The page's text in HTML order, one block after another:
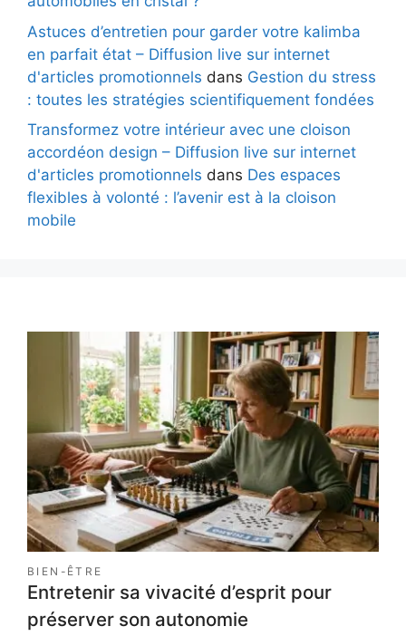
Astuces d’entretien pour garder votre kalimba
en parfait état – Diffusion live sur internet
d'articles promotionnels dans Gestion du stress
: toutes les stratégies scientifiquement fondées
Transformez votre intérieur avec une cloison
accordéon design – Diffusion live sur internet
d'articles promotionnels dans Des espaces
flexibles à volonté : l’avenir est à la cloison
mobile
BIEN-ÊTRE
Entretenir sa vivacité d’esprit pour
préserver son autonomie